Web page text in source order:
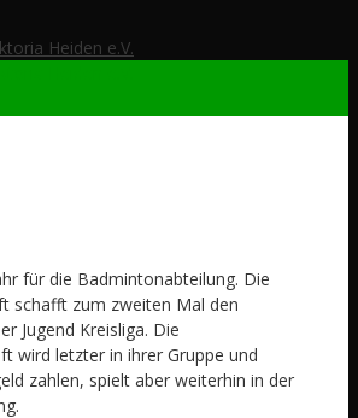
für die Badmintonabteilung. Die
schafft zum zweiten Mal den
Jugend Kreisliga. Die
wird letzter in ihrer Gruppe und
zahlen, spielt aber weiterhin in der